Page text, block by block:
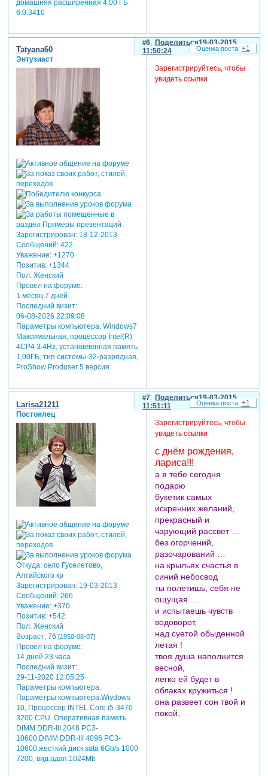
домашняя расширенная 4,00 ГБ
6.0.3410
Поделиться
6
19-03-2015
11:50:24
Tatyana60
Энтузиаст
Зарегистрирован: 18-12-2013
Сообщений:422
Уважение: +1270
Позитив: +1344
Пол:Женский
Провел на форуме:
1 месяц 7 дней
Последний визит:
06-08-2026 22:09:08
Параметры компьютера:Windows7
Максимальная, процессор Intel(R)
4CP4 3.4Hz, установленная память
1,00ГБ, тип системы-32-разрядная,
ProShow Produser 5 версия
Зарегистрируйтесь, чтобы
увидеть ссылки
+1
Поделиться
7
19-03-2015
11:51:11
Larisa21211
Постоялец
Откуда:село Гуселетово,
Алтайского кр
Зарегистрирован: 19-03-2013
Сообщений:266
Уважение: +370
Позитив: +542
Пол:Женский
Возраст:76 [1950-08-07]
Провел на форуме:
14 дней 23 часа
Последний визит:
29-11-2020 12:05:25
Параметры компьютера:
Параметры компьютера:Wiydows
10, Процессор INTEL Core i5-3470
3200 CРU. Оперативная память
DIMM DDR-III 2048 РC3-
10600,DIMM DDR-III 4096 РC3-
10600,жесткий диск sata 6Gb/s 1000
7200, вид.адап.1024Mb
Зарегистрируйтесь, чтобы
увидеть ссылки
с днём рождения,
лариса!!!
а я тебе сегодня
подарю
букетик самых
искренних желаний,
прекрасный и
чарующий рассвет …
без огорчений,
разочарований …
на крыльях счастья в
синий небосвод
ты полетишь, себя не
ощущая ….
и испытаешь чувств
водоворот,
над суетой обыденной
летая !
твоя душа наполнится
весной,
легко ей будет в
облаках кружиться !
она развеет сон твой и
покой,
+1